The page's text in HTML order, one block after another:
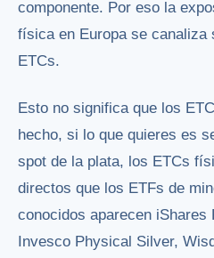
componente. Por eso la
física en Europa se canaliza
ETCs.
Esto no significa que los
hecho, si lo que quieres es
spot de la plata, los ETCs
directos que los ETFs de
conocidos aparecen iShares
Invesco Physical Silver,